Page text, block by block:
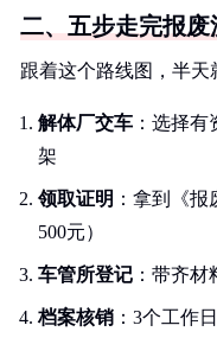
二、五步走完报废
跟着这个路线图，半天
解体厂交车 ：选择
架
领取证明 ：拿到《
500元）
车管所登记 ：带齐
档案核销 ：3个工作